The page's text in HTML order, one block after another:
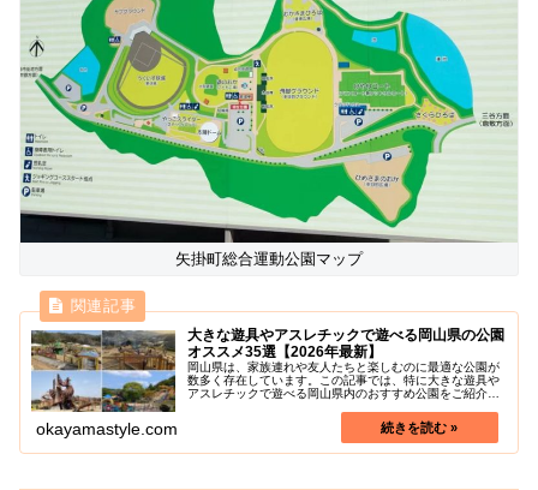
矢掛町総合運動公園マップ
大きな遊具やアスレチックで遊べる岡山県の公園
オススメ35選【2026年最新】
岡山県は、家族連れや友人たちと楽しむのに最適な公園が
数多く存在しています。この記事では、特に大きな遊具や
アスレチックで遊べる岡山県内のおすすめ公園をご紹介し
ークで面白い遊具やアスレチックが...
okayamastyle.com